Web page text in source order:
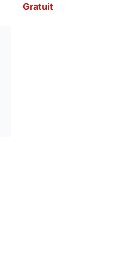
Gratuit